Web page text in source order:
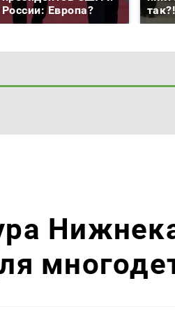
России: Европа?
так?!